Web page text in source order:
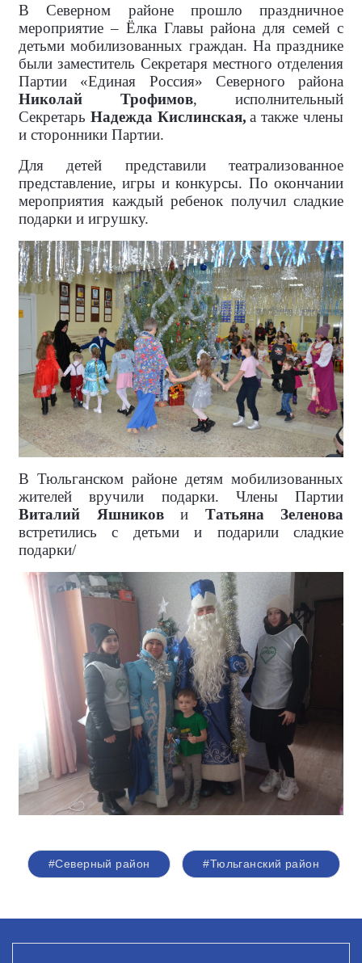
В Северном районе прошло праздничное
мероприятие – Ёлка Главы района для семей с
детьми мобилизованных граждан. На празднике
были заместитель Секретаря местного отделения
Партии «Единая Россия» Северного района
Николай Трофимов, исполнительный
Секретарь Надежда Кислинская, а также члены
и сторонники Партии.
Для детей представили театрализованное
представление, игры и конкурсы. По окончании
мероприятия каждый ребенок получил сладкие
подарки и игрушку.
В Тюльганском районе детям мобилизованных
жителей вручили подарки. Члены Партии
Виталий Яшникови Татьяна Зеленова
встретились с детьми и подарили сладкие
подарки/
#Северный район #Тюльганский район